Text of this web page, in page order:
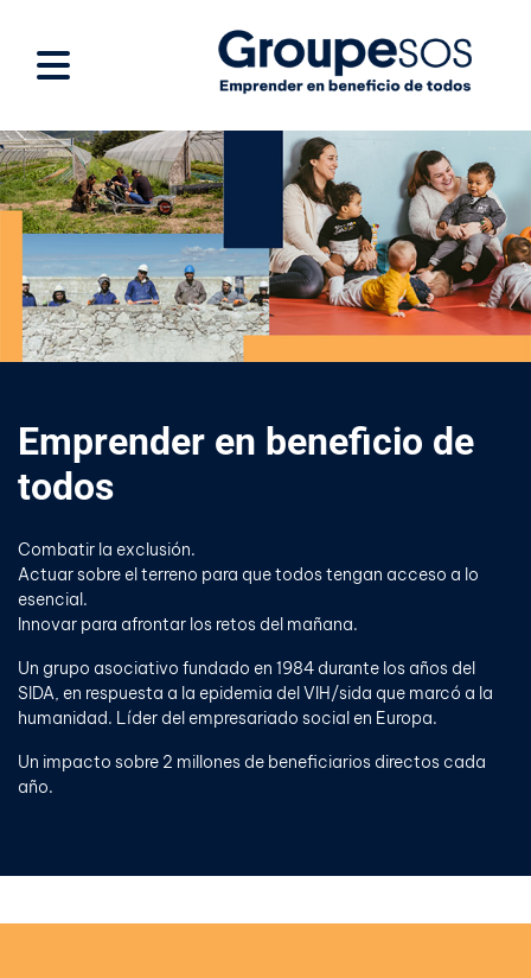
Emprender en beneficio de
todos
Combatir la exclusión.
Actuar sobre el terreno para que todos tengan acceso a lo
esencial.
Innovar para afrontar los retos del mañana.
Un grupo asociativo fundado en 1984 durante los años del
SIDA, en respuesta a la epidemia del VIH/sida que marcó a la
humanidad. Líder del empresariado social en Europa.
Un impacto sobre 2 millones de beneficiarios directos cada
año.